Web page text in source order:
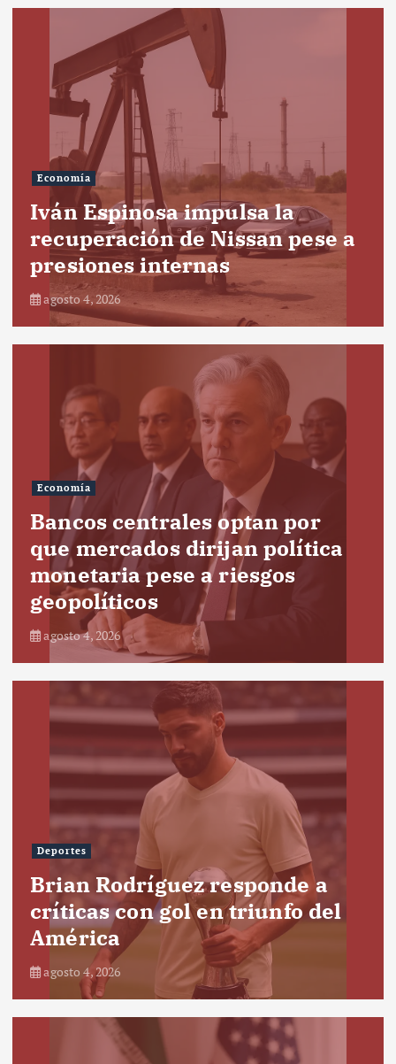
Economía
Iván Espinosa impulsa la
recuperación de Nissan pese a
presiones internas
agosto 4, 2026
Economía
Bancos centrales optan por
que mercados dirijan política
monetaria pese a riesgos
geopolíticos
agosto 4, 2026
Deportes
Brian Rodríguez responde a
críticas con gol en triunfo del
América
agosto 4, 2026